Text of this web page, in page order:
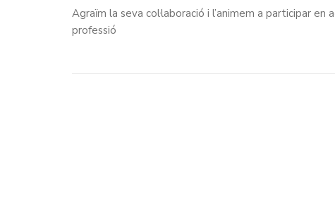
Agraïm la seva col·laboració i l’animem a participar
professió